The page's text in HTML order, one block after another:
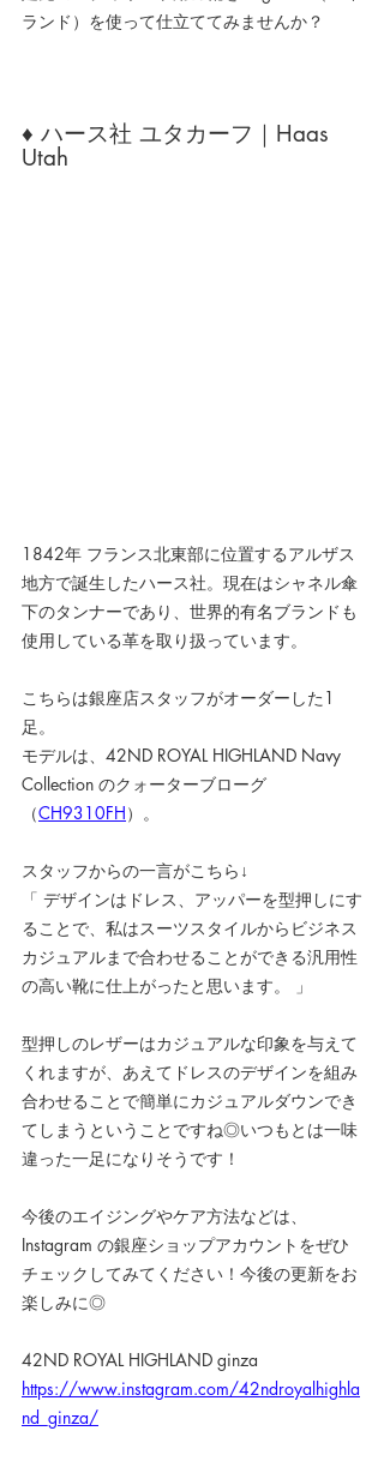
ランド）を使って仕立ててみませんか？
♦ ハース社 ユタカーフ｜Haas
Utah
1842年 フランス北東部に位置するアルザス
地方で誕生したハース社。現在はシャネル傘
下のタンナーであり、世界的有名ブランドも
使用している革を取り扱っています。
こちらは銀座店スタッフがオーダーした1
足。
モデルは、42ND ROYAL HIGHLAND Navy
Collection のクォーターブローグ
（CH9310FH）。
スタッフからの一言がこちら↓
「 デザインはドレス、アッパーを型押しにす
ることで、私はスーツスタイルからビジネス
カジュアルまで合わせることができる汎用性
の高い靴に仕上がったと思います。 」
型押しのレザーはカジュアルな印象を与えて
くれますが、あえてドレスのデザインを組み
合わせることで簡単にカジュアルダウンでき
てしまうということですね◎いつもとは一味
違った一足になりそうです！
今後のエイジングやケア方法などは、
Instagram の銀座ショップアカウントをぜひ
チェックしてみてください！今後の更新をお
楽しみに◎
42ND ROYAL HIGHLAND ginza
https://www.instagram.com/42ndroyalhighla
nd_ginza/